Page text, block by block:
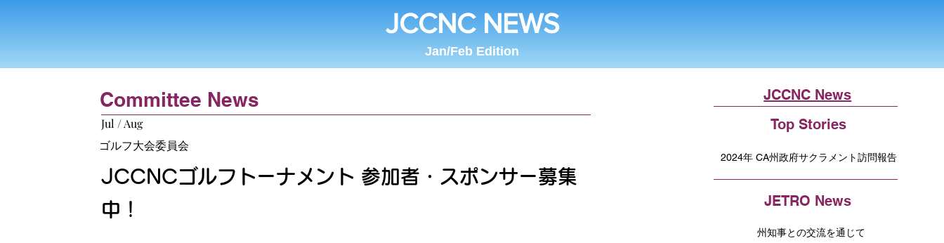
JCCNC NEWS
Jan/Feb Edition
Committee News
Jul / Aug
ゴルフ大会委員会
JCCNCゴルフトーナメント 参加者・スポンサー募集
中！
JCCNC News
Top Stories
JETRO News
州知事との交流を通じて
2024年 CA州政府サクラメント訪問報告